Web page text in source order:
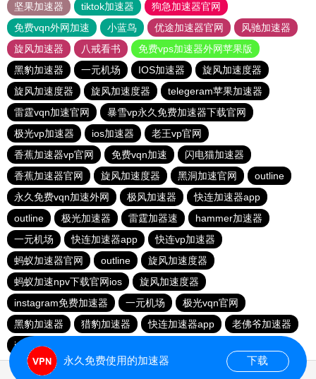
坚果加速器
tiktok加速器
狗急加速器官网
免费vqn外网加速
小蓝鸟 优途加速器官网
风驰加速器
旋风加速器
八戒看书
免费vps加速器外网苹果版
黑豹加速器
一元机场 IOS加速器
旋风加速度器
旋风加速度器
旋风加速度器
telegeram苹果加速器
雷霆vqn加速官网
暴雪vp永久免费加速器下载官网
极光vp加速器
ios加速器
老王vp官网
香蕉加速器vp官网
免费vqn加速
闪电猫加速器
香蕉加速器官网
旋风加速度器 黑洞加速官网
outline
永久免费vqn加速外网
极风加速器
快连加速器app
outline
极光加速器 雷霆加器速
hammer加速器
一元机场
快连加速器app
快连vp加速器
蚂蚁加速器官网
outline
旋风加速度器
蚂蚁加速npv下载官网ios
旋风加速度器
instagram免费加速器
一元机场
极光vqn官网
黑豹加速器
猎豹加速器 快连加速器app
老佛爷加速器
ios加速器
永久免费使用的加速器 下载